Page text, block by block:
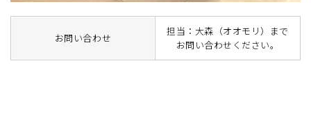
お問い合わせ
担当：大森（オオモリ）まで
お問い合わせください。